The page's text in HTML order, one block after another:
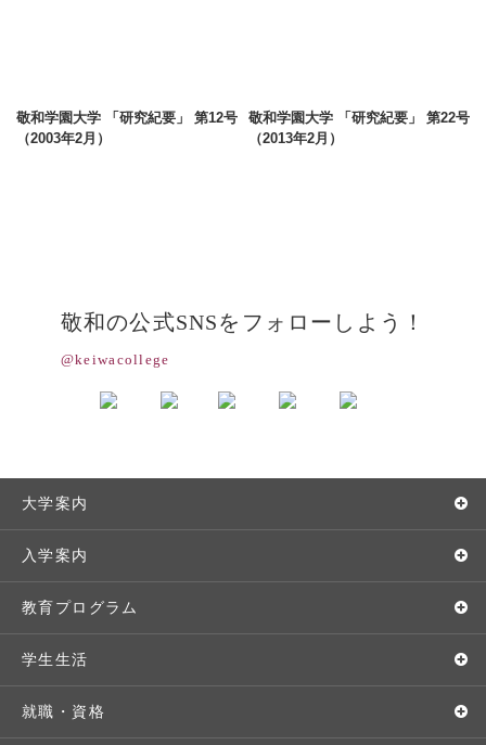
敬和学園大学 「研究紀要」 第12号
（2003年2月）
敬和学園大学 「研究紀要」 第22号
（2013年2月）
敬和の公式SNSをフォローしよう！
@keiwacollege
大学案内
敬和学園大学とは
学長メッセージ
教育理念・方針・取り組み
キャンパス・施設設備
入学案内
入学者選抜
オープンキャンパス
Webオープンキャンパス
教育プログラム
学部・学科
地域実践
学生生活
キャンパスライフ
就職・資格